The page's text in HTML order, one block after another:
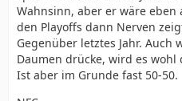
Wahnsinn, aber er wäre
den Playoffs dann Nerven
Gegenüber letztes Jahr. Auch
Daumen drücke, wird es
Ist aber im Grunde fast 50-50.